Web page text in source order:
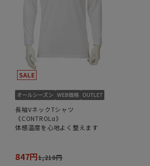
長袖VネックTシャツ
《CONTROLα》
体感温度を心地よく整えます
847円1,210円